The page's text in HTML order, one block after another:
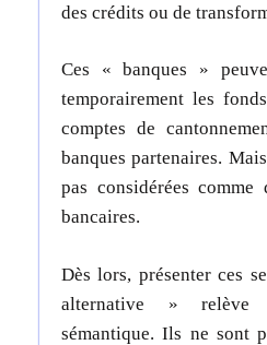
des crédits ou de
Ces « banques »
temporairement les
comptes de
banques partenaires.
pas considérées comme
bancaires.
Dès lors, présenter ces
alternative »
sémantique. Ils ne sont